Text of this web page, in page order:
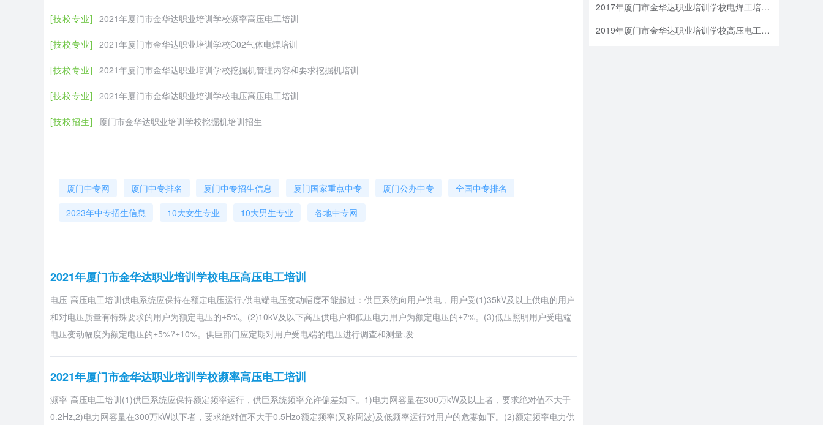
[技校专业] 2021年厦门市金华达职业培训学校濒率高压电工培训
[技校专业] 2021年厦门市金华达职业培训学校C02气体电焊培训
[技校专业] 2021年厦门市金华达职业培训学校挖掘机管理内容和要求挖掘机培训
[技校专业] 2021年厦门市金华达职业培训学校电压高压电工培训
[技校招生] 厦门市金华达职业培训学校挖掘机培训招生
厦门中专网 厦门中专排名 厦门中专招生信息 厦门国家重点中专 厦门公办中专 全国中专排名
2023年中专招生信息 10大女生专业 10大男生专业 各地中专网
2021年厦门市金华达职业培训学校电压高压电工培训
电压-高压电工培训供电系统应保持在额定电压运行,供电端电压变动幅度不能超过：供巨系统向用户供电，用户受(1)35kV及以上供电的用户
和对电压质量有特殊要求的用户为额定电压的±5%。(2)10kV及以下高压供电户和低压电力用户为额定电压的±7%。(3)低压照明用户受电端
电压变动幅度为额定电压的±5%?±10%。供巨部门应定期对用户受电端的电压进行调查和测量.发
2021年厦门市金华达职业培训学校濒率高压电工培训
濒率-高压电工培训(1)供巨系统应保持额定频率运行，供巨系统频率允许偏差如下。1)电力网容量在300万kW及以上者，要求绝对值不大于
0.2Hz,2)电力网容量在300万kW以下者，要求绝对值不大于0.5Hzo额定频率(又称周波)及低频率运行对用户的危妻如下。(2)额定频率电力供
2017年厦门市金华达职业培训学校电焊工培训培训费用
2019年厦门市金华达职业培训学校高压电工证报考高压电工初审班（考前辅导）：1380元，复审220元